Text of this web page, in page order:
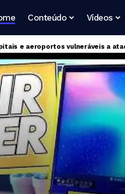
Conteúdo Vídeos
portas para artistas digitais